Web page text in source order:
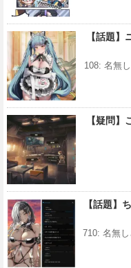
【話題
108: 名無
【疑問
【話題】
710: 名無